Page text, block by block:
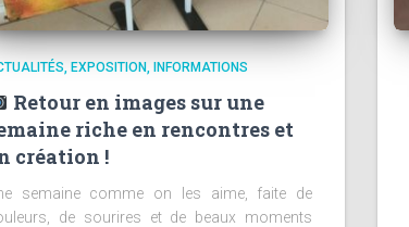
EXPOSITION INFORMATIONS
Retour en images sur une
riche en rencontres et
création !
semaine comme on les aime, faite de
de sourires et de beaux moments